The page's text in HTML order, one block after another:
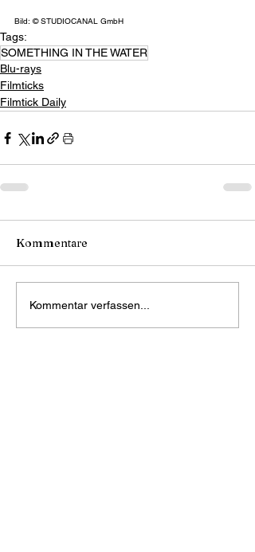
Bild: © STUDIOCANAL GmbH
Tags:
SOMETHING IN THE WATER
Blu-rays
Filmticks
Filmtick Daily
Kommentare
Kommentar verfassen...